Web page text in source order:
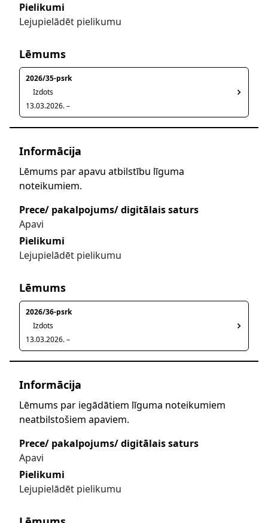
Pielikumi
Lejupielādēt pielikumu
Lēmums
2026/35-psrk
Izdots
13.03.2026. –
Informācija
Lēmums par apavu atbilstību līguma
noteikumiem.
Prece/ pakalpojums/ digitālais saturs
Apavi
Pielikumi
Lejupielādēt pielikumu
Lēmums
2026/36-psrk
Izdots
13.03.2026. –
Informācija
Lēmums par iegādātiem līguma noteikumiem
neatbilstošiem apaviem.
Prece/ pakalpojums/ digitālais saturs
Apavi
Pielikumi
Lejupielādēt pielikumu